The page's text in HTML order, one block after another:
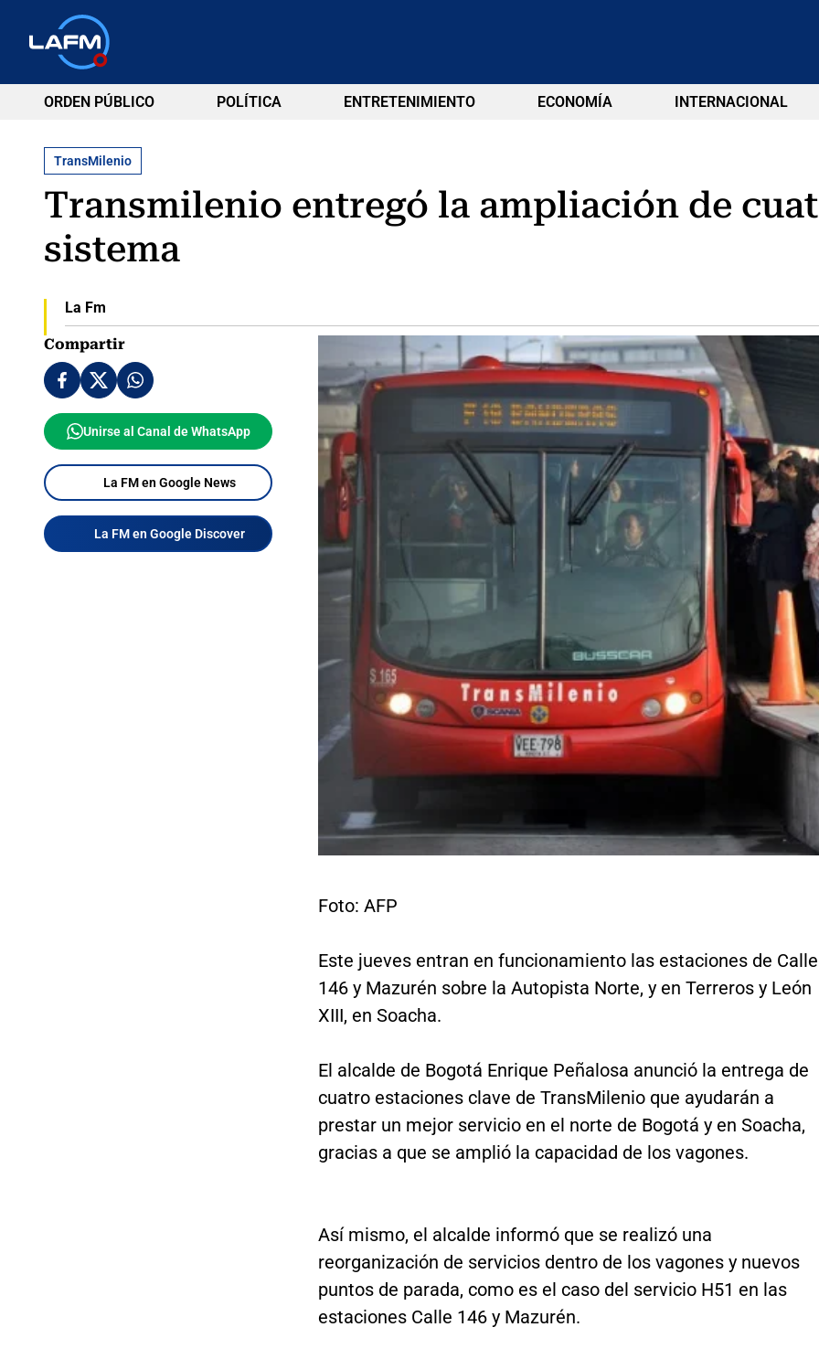
ORDEN PÚBLICO POLÍTICA ENTRETENIMIENTO ECONOMÍA INTERNACIONAL
TransMilenio
Transmilenio entregó la ampliación de
sistema
La Fm
Compartir
Unirse al Canal de WhatsApp
La FM en Google News
La FM en Google Discover
Foto: AFP
Este jueves entran en funcionamiento las estaciones de Calle
146 y Mazurén sobre la Autopista Norte, y en Terreros y León
XIII, en Soacha.
El alcalde de Bogotá Enrique Peñalosa anunció la entrega de
cuatro estaciones clave de TransMilenio que ayudarán a
prestar un mejor servicio en el norte de Bogotá y en Soacha,
gracias a que se amplió la capacidad de los vagones.
Así mismo, el alcalde informó que se realizó una
reorganización de servicios dentro de los vagones y nuevos
puntos de parada, como es el caso del servicio H51 en las
estaciones Calle 146 y Mazurén.